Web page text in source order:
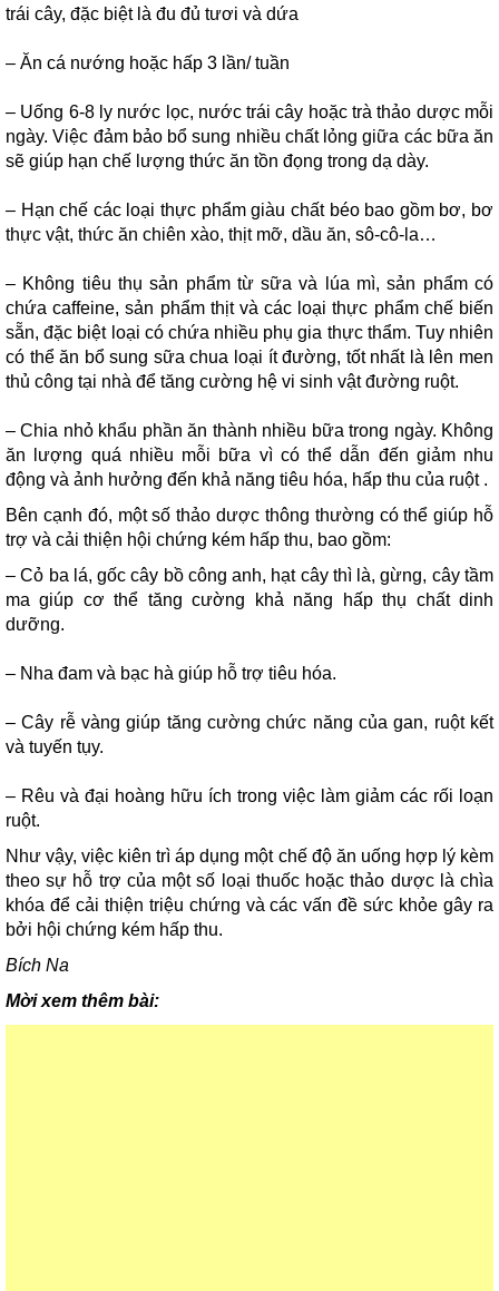
trái cây, đặc biệt là đu đủ tươi và dứa
– Ăn cá nướng hoặc hấp 3 lần/ tuần
– Uống 6-8 ly nước lọc, nước trái cây hoặc trà thảo dược mỗi
ngày. Việc đảm bảo bổ sung nhiều chất lỏng giữa các bữa ăn
sẽ giúp hạn chế lượng thức ăn tồn đọng trong dạ dày.
– Hạn chế các loại thực phẩm giàu chất béo bao gồm bơ, bơ
thực vật, thức ăn chiên xào, thịt mỡ, dầu ăn, sô-cô-la…
– Không tiêu thụ sản phẩm từ sữa và lúa mì, sản phẩm có
chứa caffeine, sản phẩm thịt và các loại thực phẩm chế biến
sẵn, đặc biệt loại có chứa nhiều phụ gia thực thẩm. Tuy nhiên
có thể ăn bổ sung sữa chua loại ít đường, tốt nhất là lên men
thủ công tại nhà để tăng cường hệ vi sinh vật đường ruột.
– Chia nhỏ khẩu phần ăn thành nhiều bữa trong ngày. Không
ăn lượng quá nhiều mỗi bữa vì có thể dẫn đến giảm nhu
động và ảnh hưởng đến khả năng tiêu hóa, hấp thu của ruột .
Bên cạnh đó, một số thảo dược thông thường có thể giúp hỗ
trợ và cải thiện hội chứng kém hấp thu, bao gồm:
– Cỏ ba lá, gốc cây bồ công anh, hạt cây thì là, gừng, cây tầm
ma giúp cơ thể tăng cường khả năng hấp thụ chất dinh
dưỡng.
– Nha đam và bạc hà giúp hỗ trợ tiêu hóa.
– Cây rễ vàng giúp tăng cường chức năng của gan, ruột kết
và tuyến tụy.
– Rêu và đại hoàng hữu ích trong việc làm giảm các rối loạn
ruột.
Như vậy, việc kiên trì áp dụng một chế độ ăn uống hợp lý kèm
theo sự hỗ trợ của một số loại thuốc hoặc thảo dược là chìa
khóa để cải thiện triệu chứng và các vấn đề sức khỏe gây ra
bởi hội chứng kém hấp thu.
Bích Na
Mời xem thêm bài: